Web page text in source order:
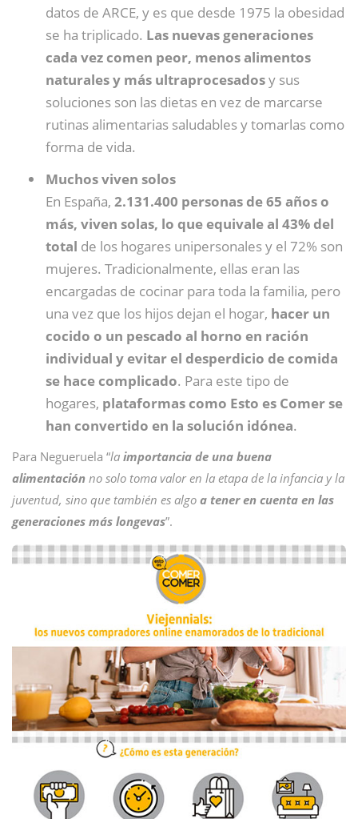
datos de ARCE, y es que desde 1975 la obesidad
se ha triplicado. Las nuevas generaciones
cada vez comen peor, menos alimentos
naturales y más ultraprocesadosy sus
soluciones son las dietas en vez de marcarse
rutinas alimentarias saludables y tomarlas como
forma de vida.
Muchos viven solos
En España, 2.131.400 personas de 65 años o
más, viven solas, lo que equivale al 43% del
total de los hogares unipersonales y el 72% son
mujeres. Tradicionalmente, ellas eran las
encargadas de cocinar para toda la familia, pero
una vez que los hijos dejan el hogar, hacer un
cocido o un pescado al horno en ración
individual y evitar el desperdicio de comida
se hace complicado. Para este tipo de
hogares, plataformas como Esto es Comer se
han convertido en la solución idónea.
Para Negueruela “la importancia de una buena
alimentación no solo toma valor en la etapa de la infancia y la
juventud, sino que también es algo a tener en cuenta en las
generaciones más longevas”.